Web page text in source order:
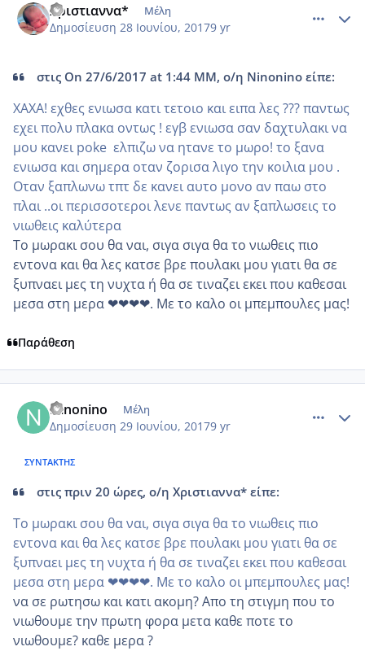
Χριστιαννα* Μέλη
Δημοσίευση 28 Ιουνίου, 20179 yr
στις On 27/6/2017 at 1:44 ΜΜ, ο/η Ninonino είπε:
XAXA! εχθες ενιωσα κατι τετοιο και ειπα λες ??? παντως
εχει πολυ πλακα οντως ! εγβ ενιωσα σαν δαχτυλακι να
μου κανει poke ελπιζω να ητανε το μωρο! το ξανα
ενιωσα και σημερα οταν ζορισα λιγο την κοιλια μου .
Οταν ξαπλωνω τπτ δε κανει αυτο μονο αν παω στο
πλαι ..οι περισσοτεροι λενε παντως αν ξαπλωσεις το
νιωθεις καλύτερα
Το μωρακι σου θα ναι, σιγα σιγα θα το νιωθεις πιο
εντονα και θα λες κατσε βρε πουλακι μου γιατι θα σε
ξυπναει μες τη νυχτα ή θα σε τιναζει εκει που καθεσαι
μεσα στη μερα ❤❤❤❤. Με το καλο οι μπεμπουλες μας!
Παράθεση
Ninonino Μέλη
Δημοσίευση 29 Ιουνίου, 20179 yr
ΣΥΝΤΆΚΤΗΣ
στις πριν 20 ώρες, ο/η Χριστιαννα* είπε:
Το μωρακι σου θα ναι, σιγα σιγα θα το νιωθεις πιο
εντονα και θα λες κατσε βρε πουλακι μου γιατι θα σε
ξυπναει μες τη νυχτα ή θα σε τιναζει εκει που καθεσαι
μεσα στη μερα ❤❤❤❤. Με το καλο οι μπεμπουλες μας!
να σε ρωτησω και κατι ακομη? Απο τη στιγμη που το
νιωθουμε την πρωτη φορα μετα καθε ποτε το
νιωθουμε? καθε μερα ?